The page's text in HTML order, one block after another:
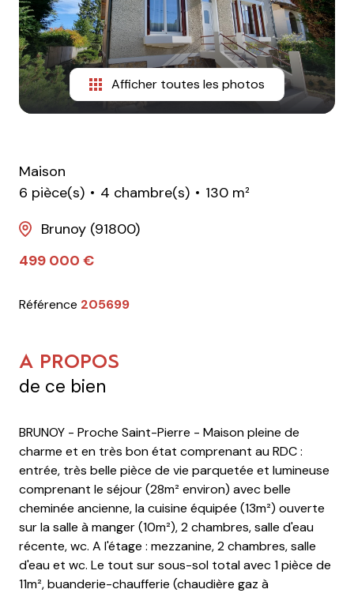
Contact
Afficher toutes les photos
Maison
6 pièce(s)
4 chambre(s)
130 m²
Brunoy (91800)
499 000 €
Référence 205699
A PROPOS
de ce bien
BRUNOY - Proche Saint-Pierre - Maison pleine de
charme et en très bon état comprenant au RDC :
entrée, très belle pièce de vie parquetée et lumineuse
comprenant le séjour (28m² environ) avec belle
cheminée ancienne, la cuisine équipée (13m²) ouverte
sur la salle à manger (10m²), 2 chambres, salle d'eau
récente, wc. A l'étage : mezzanine, 2 chambres, salle
d'eau et wc. Le tout sur sous-sol total avec 1 pièce de
11m², buanderie-chaufferie (chaudière gaz à